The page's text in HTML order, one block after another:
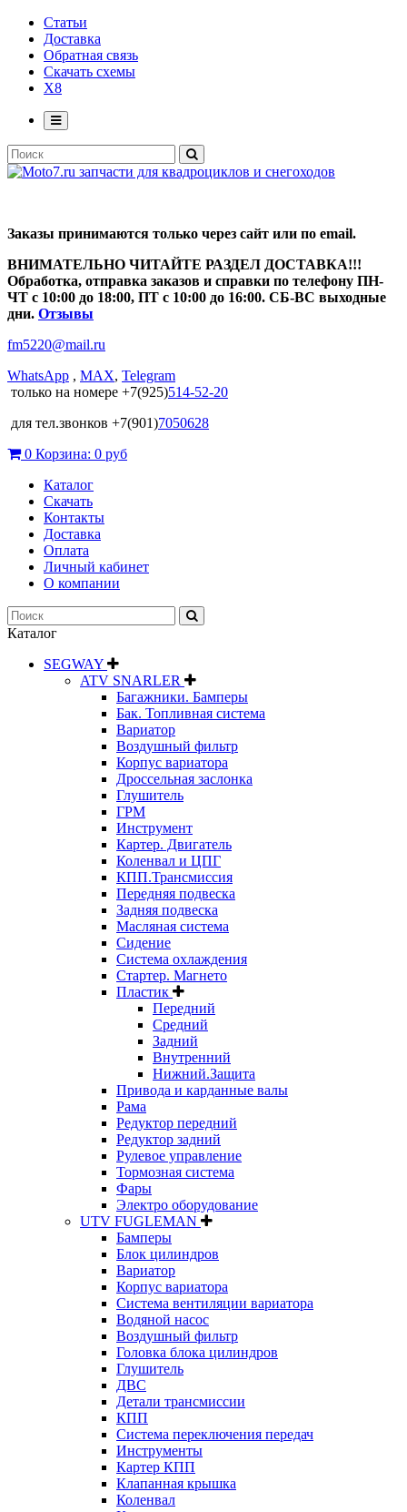
Статьи
Доставка
Обратная связь
Скачать схемы
X8
Заказы принимаются только через сайт или по email.
ВНИМАТЕЛЬНО ЧИТАЙТЕ РАЗДЕЛ ДОСТАВКА!!!
Обработка, отправка заказов и справки по телефону ПН-
ЧТ с 10:00 до 18:00, ПТ с 10:00 до 16:00. СБ-ВС выходные
дни. Отзывы
fm5220@mail.ru
WhatsApp , MAX, Telegram
только на номере +7(925)514-52-20
для тел.звонков +7(901)7050628
0 Корзина: 0 руб
Каталог
Скачать
Контакты
Доставка
Оплата
Личный кабинет
О компании
Каталог
SEGWAY
ATV SNARLER
Багажники. Бамперы
Бак. Топливная система
Вариатор
Воздушный фильтр
Корпус вариатора
Дроссельная заслонка
Глушитель
ГРМ
Инструмент
Картер. Двигатель
Коленвал и ЦПГ
КПП.Трансмиссия
Передняя подвеска
Задняя подвеска
Масляная система
Сидение
Система охлаждения
Стартер. Магнето
Пластик
Передний
Средний
Задний
Внутренний
Нижний.Защита
Привода и карданные валы
Рама
Редуктор передний
Редуктор задний
Рулевое управление
Тормозная система
Фары
Электро оборудование
UTV FUGLEMAN
Бамперы
Блок цилиндров
Вариатор
Корпус вариатора
Система вентиляции вариатора
Водяной насос
Воздушный фильтр
Головка блока цилиндров
Глушитель
ДВС
Детали трансмиссии
КПП
Система переключения передач
Инструменты
Картер КПП
Клапанная крышка
Коленвал